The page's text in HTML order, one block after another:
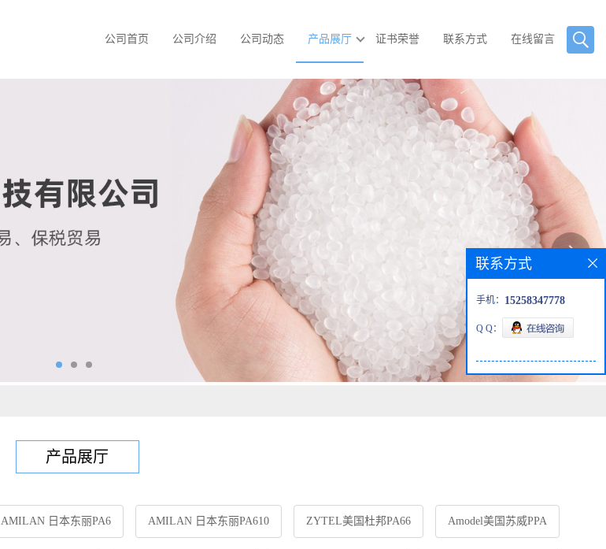
公司首页 公司介绍 公司动态 产品展厅 证书荣誉 联系方式 在线留言
产品展厅
AMILAN 日本东丽PA6 AMILAN 日本东丽PA610 ZYTEL美国杜邦PA66 Amodel美国苏威PPA
联系方式
手机： 15258347778
Q Q：